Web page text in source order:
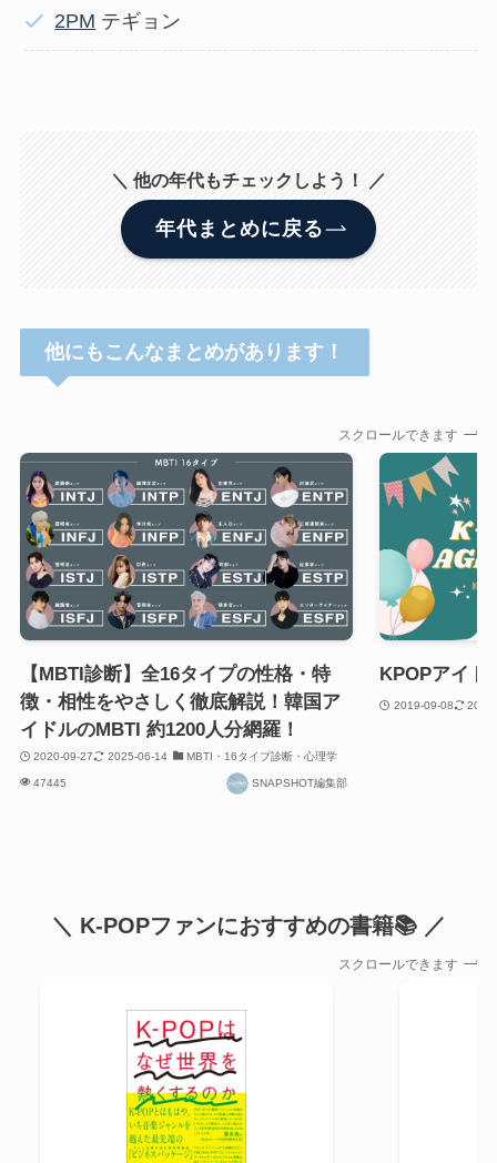
2PM テギョン
＼ 他の年代もチェックしよう！ ／
年代まとめに戻る
他にもこんなまとめがあります！
スクロールできます
【MBTI診断】全16タイプの性格・特
徴・相性をやさしく徹底解説！韓国ア
イドルのMBTI 約1200人分網羅！
2020-09-27 2025-06-14 MBTI・16タイプ診断・心理学
47445 SNAPSHOT編集部
KPOPアイド
2019-09-08
＼ K-POPファンにおすすめの書籍📚 ／
スクロールできます